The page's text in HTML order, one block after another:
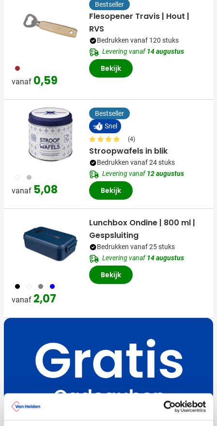
011
vanaf 0,59
Bestseller
Flesopener Travis | Hout |
RVS
Bedrukken vanaf 120 stuks
Levering vanaf14 augustus
Bekijk
009 032
vanaf 5,08
Bestseller
Snel
(4)
Stroopwafels in blik
Bedrukken vanaf 24 stuks
Levering vanaf12 augustus
Bekijk
001 002 003 005
vanaf 2,07
Lunchbox Ondine | 800 ml |
Gespsluiting
Bedrukken vanaf 25 stuks
Levering vanaf14 augustus
Bekijk